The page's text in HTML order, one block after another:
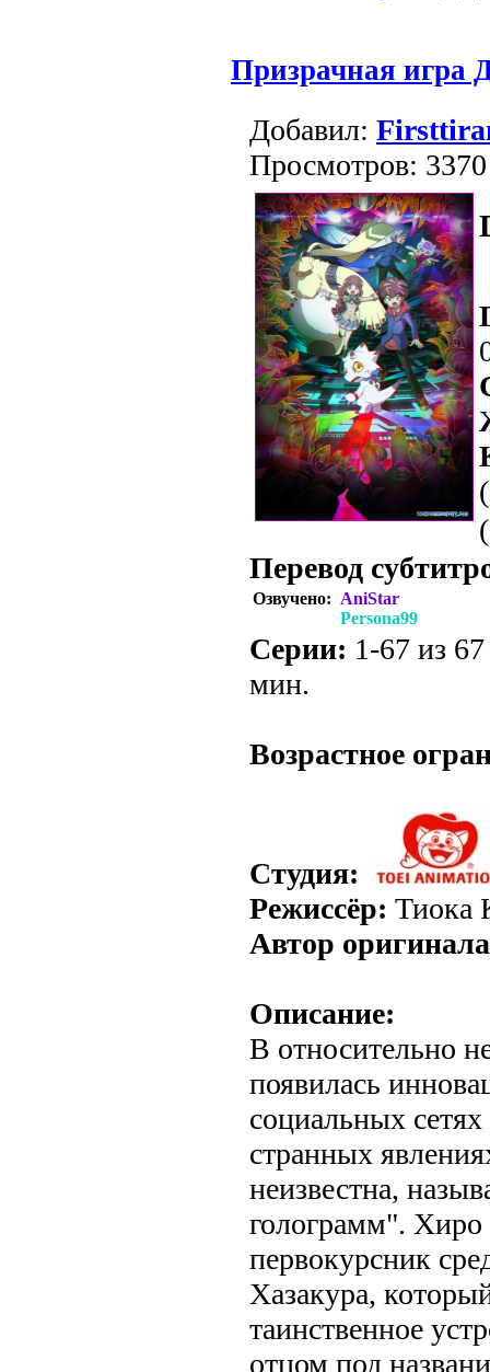
Призрачная игра
Добавил:
Просмотров: 3370
Перевод
Озвучено: AniStar
Persona99
Серии: 1-67 из
мин.
Возрастное
Студия:
Режиссёр: Тиока
Автор
Описание:
В относительно
появилась
социальных
странных
неизвестна,
голограмм".
первокурсник
Хазакура,
таинственное
отцом под